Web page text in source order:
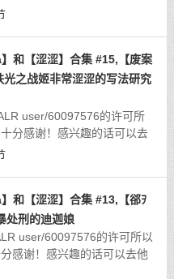
一样是用超级多的小短篇结
和【涩涩】合集 #15,【废案
之战姬非常涩涩的写法研究
user/60097576的许可所
分感谢！感兴趣的话可以去
续使用的插图因为得到了许
和【涩涩】合集 #13,【郤ｦ
处刑的迪迦娘
user/60097576的许可所以
感谢！感兴趣的话可以去他
星的战士们没用的到的边角